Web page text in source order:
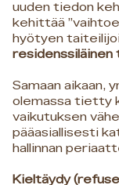
uuden tiedon
kehittää
hyötyen
residenssiläinen
Samaan aikaan,
olemassa tietty
vaikutuksen
pääasiallisesti
hallinnan
Kieltäydy